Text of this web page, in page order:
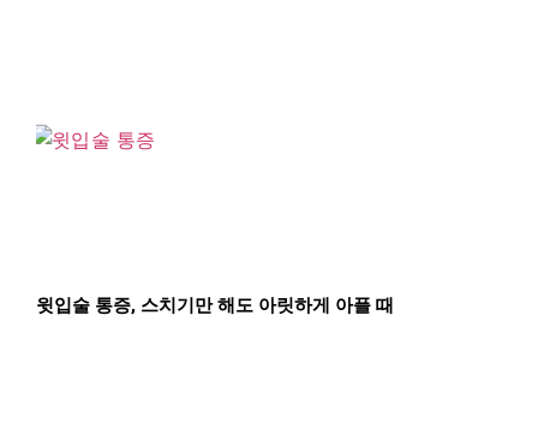
윗입술 통증, 스치기만 해도 아릿하게 아플 때